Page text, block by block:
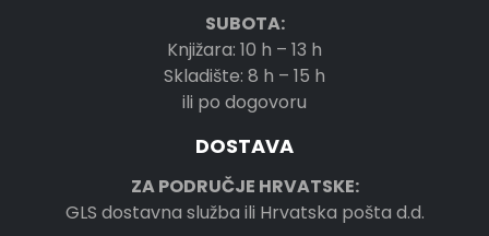
SUBOTA:
Knjižara: 10 h – 13 h
Skladište: 8 h – 15 h
ili po dogovoru
DOSTAVA
ZA PODRUČJE HRVATSKE:
GLS dostavna služba ili Hrvatska pošta d.d.